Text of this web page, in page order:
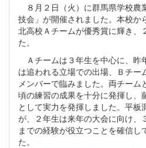
８月２日（火）に群馬県学校農
技会」が開催されました。本校か
北高校Ａチームが優秀賞に輝き、
た。
Ａチームは３年生を中心に、昨
は追われる立場での出場、Ｂチー
メンバーで臨みました。両チーム
頃の練習の成果を十分に発揮し、
として実力を発揮しました。平板
が、２年生は来年の大会に向け、
までの経験が役立つことを確信し
た。